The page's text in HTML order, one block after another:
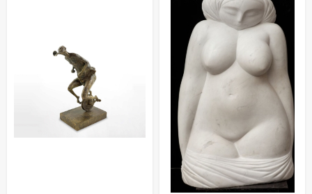
Скульптура является одной из форм пластического искусства,
которая художественно формирует окружающее пространство и
наполняет его эстетикой и смыслом. Наряду с архитектурой, она
создает особую атмосферу в быту и интерьере. Произведения
декоративно-прикладного искусства, к которым часто относят и
малые формы скульптуры, обладают следующими
особенностями:
Эстетическое качество:
Каждое произведение не только
функционально, но и радует взгляд.
Образы и формы воплощают
Скульптура призвана дополнять